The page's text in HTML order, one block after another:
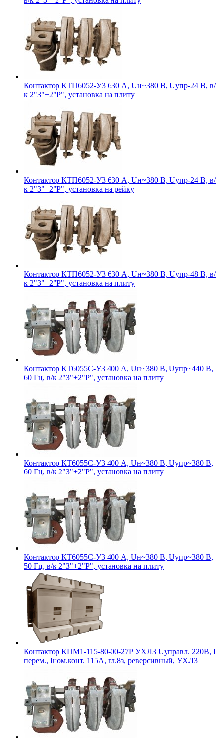
Контактор КТП6052-У3 630 А, Uн~380 В, Uупр-24 В, в/
к 2"З"+2"Р", установка на плиту
Контактор КТП6052-У3 630 А, Uн~380 В, Uупр-24 В, в/
к 2"З"+2"Р", установка на рейку
Контактор КТП6052-У3 630 А, Uн~380 В, Uупр-48 В, в/
к 2"З"+2"Р", установка на плиту
Контактор КТ6055С-У3 400 А, Uн~380 В, Uупр~440 В,
60 Гц, в/к 2"З"+2"Р", установка на плиту
Контактор КТ6055С-У3 400 А, Uн~380 В, Uупр~380 В,
60 Гц, в/к 2"З"+2"Р", установка на плиту
Контактор КТ6055С-У3 400 А, Uн~380 В, Uупр~380 В,
50 Гц, в/к 2"З"+2"Р", установка на плиту
Контактор КПМ1-115-80-00-27Р УХЛ3 Uуправл. 220В, I
перем., Iном.конт. 115А, гл.8з, реверсивный, УХЛ3